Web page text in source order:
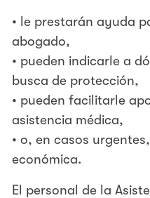
• le prestarán ayuda
abogado,
• pueden indicarle a
busca de protección,
• pueden facilitarle
asistencia médica,
• o, en casos
económica.
El personal de la